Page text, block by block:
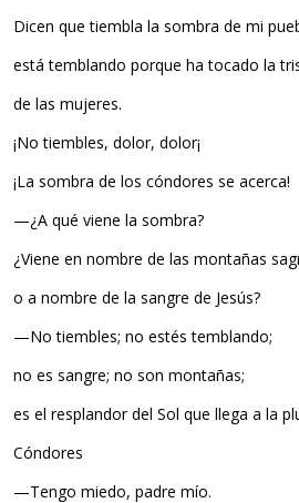
Dicen que tiembla la sombra de mi
está temblando porque ha tocado la
de las mujeres.
¡No tiembles, dolor, dolor¡
¡La sombra de los cóndores se acerca!
—¿A qué viene la sombra?
¿Viene en nombre de las montañas
o a nombre de la sangre de Jesús?
—No tiembles; no estés temblando;
no es sangre; no son montañas;
es el resplandor del Sol que llega a la
Cóndores
—Tengo miedo, padre mío.